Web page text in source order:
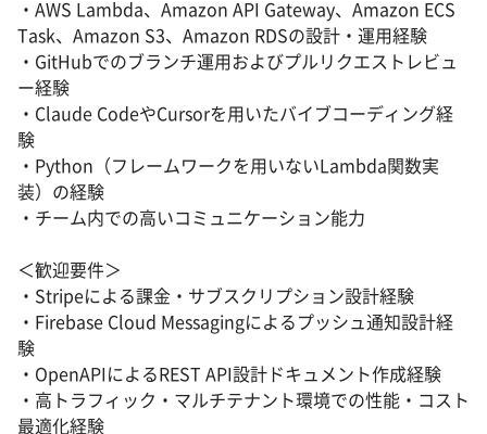
・AWS Lambda、Amazon API Gateway、Amazon ECS
Task、Amazon S3、Amazon RDSの設計・運用経験
・GitHubでのブランチ運用およびプルリクエストレビュ
ー経験
・Claude CodeやCursorを用いたバイブコーディング経
験
・Python（フレームワークを用いないLambda関数実
装）の経験
・チーム内での高いコミュニケーション能力
＜歓迎要件＞
・Stripeによる課金・サブスクリプション設計経験
・Firebase Cloud Messagingによるプッシュ通知設計経
験
・OpenAPIによるREST API設計ドキュメント作成経験
・高トラフィック・マルチテナント環境での性能・コスト
最適化経験